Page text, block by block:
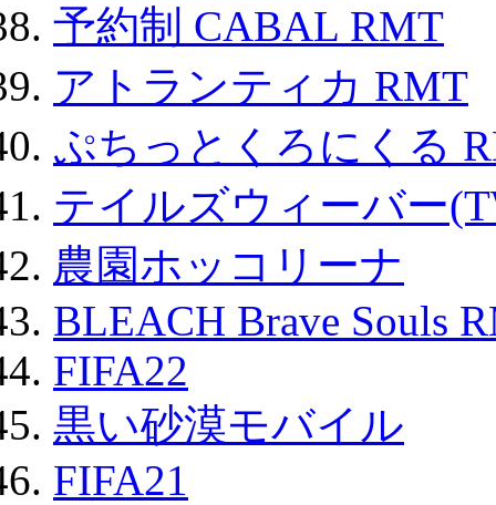
予約制 CABAL RMT
アトランティカ RMT
ぷちっとくろにくる
テイルズウィーバー
農園ホッコリーナ
BLEACH Brave Souls
FIFA22
黒い砂漠モバイル
FIFA21